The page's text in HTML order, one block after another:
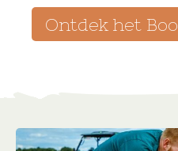
Ontdek het